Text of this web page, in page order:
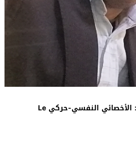
مفاهيم قاعة الموارد 15 : الأخصائي النفسي-حركي Le